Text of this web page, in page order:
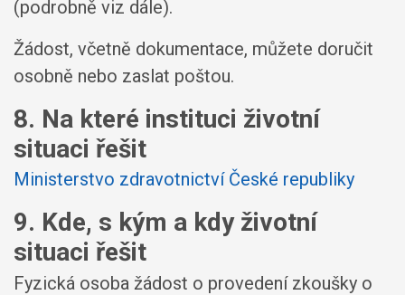
(podrobně viz dále).
Žádost, včetně dokumentace, můžete doručit
osobně nebo zaslat poštou.
8. Na které instituci životní
situaci řešit
Ministerstvo zdravotnictví České republiky
9. Kde, s kým a kdy životní
situaci řešit
Fyzická osoba žádost o provedení zkoušky o